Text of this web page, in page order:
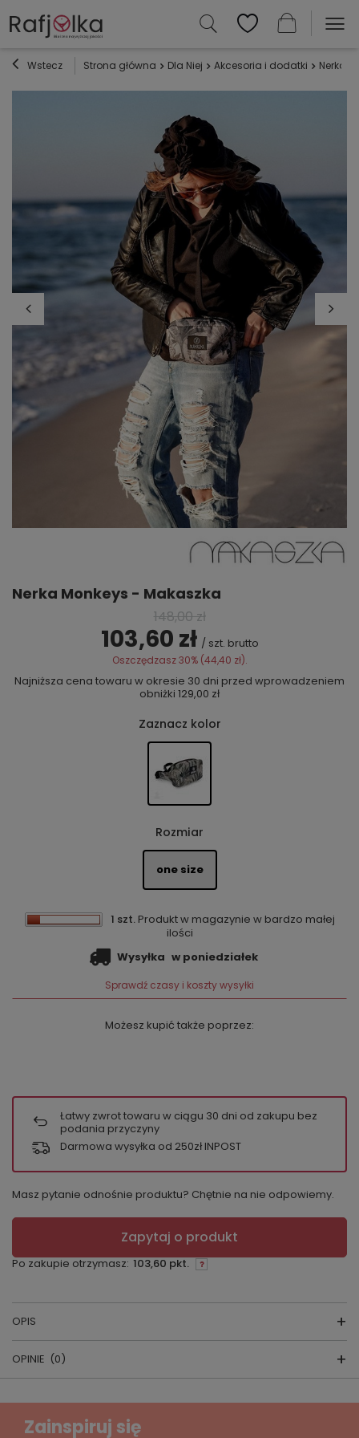
Wstecz Strona główna Dla Niej Akcesoria i dodatki Nerka
Nerka Monkeys - Makaszka
148,00 zł
103,60 zł / szt. brutto
Oszczędzasz30% (44,40 zł).
Najniższa cena towaru w okresie 30 dni przed wprowadzeniem
obniżki 129,00 zł
Zaznacz kolor
Rozmiar
one size
1 szt. Produkt w magazynie w bardzo małej
ilości
Wysyłka w poniedziałek
Sprawdź czasy i koszty wysyłki
Możesz kupić także poprzez:
Łatwy zwrot towaru w ciągu 30 dni od zakupu bez
podania przyczyny
Darmowa wysyłka od 250zł INPOST
Masz pytanie odnośnie produktu? Chętnie na nie odpowiemy.
Zapytaj o produkt
Po zakupie otrzymasz: 103,60 pkt.
OPIS
Wodoodporna saszetka do założenia w pasie i nie
OPINIE (0)
Napisz swoją opinię
Zainspiruj się